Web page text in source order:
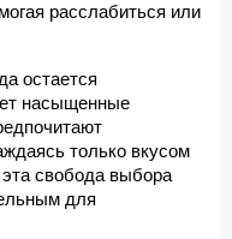
расслабиться или
остается
насыщенные
только вкусом
свобода выбора
для